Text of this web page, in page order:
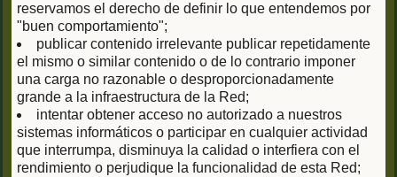
reservamos el derecho de definir lo que entendemos por
"buen comportamiento";
publicar contenido irrelevante publicar repetidamente
el mismo o similar contenido o de lo contrario imponer
una carga no razonable o desproporcionadamente
grande a la infraestructura de la Red;
intentar obtener acceso no autorizado a nuestros
sistemas informáticos o participar en cualquier actividad
que interrumpa, disminuya la calidad o interfiera con el
rendimiento o perjudique la funcionalidad de esta Red;